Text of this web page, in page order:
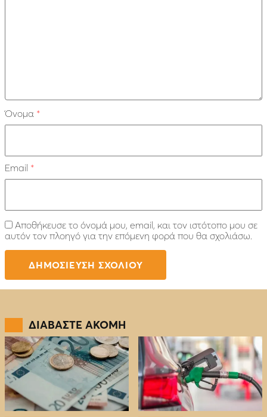
Όνομα *
Email *
Αποθήκευσε το όνομά μου, email, και τον ιστότοπο μου σε
αυτόν τον πλοηγό για την επόμενη φορά που θα σχολιάσω.
ΔΙΑΒΑΣΤΕ ΑΚΟΜΗ